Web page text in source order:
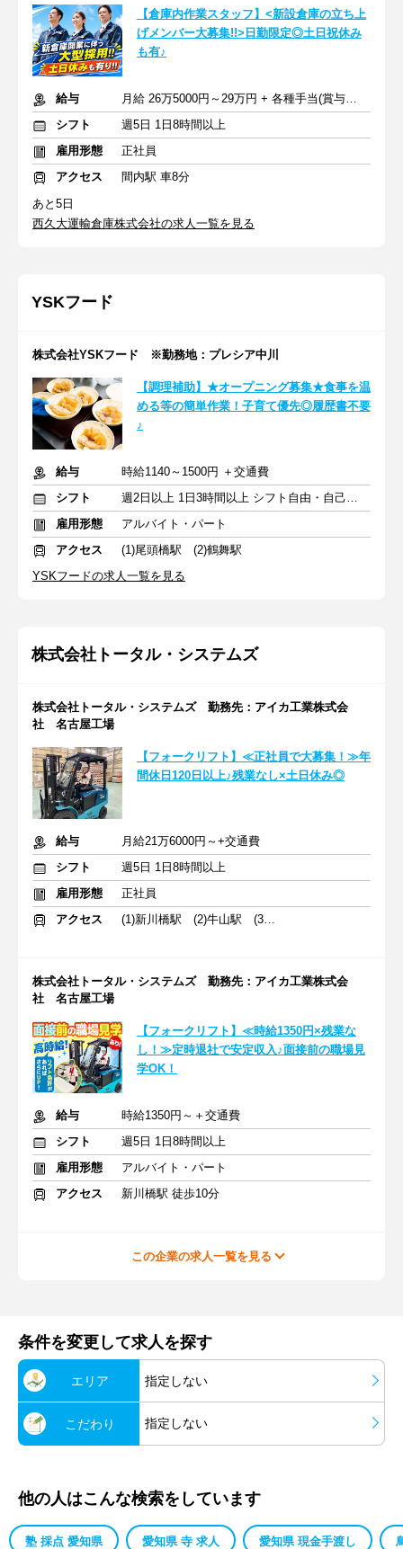
【倉庫内作業スタッフ】<新設倉庫の立ち上
げメンバー大募集!!>日勤限定◎土日祝休み
も有♪
給与
月給 26万5000円～29万円 + 各種手当(賞与年2回/交通費等)
シフト
週5日 1日8時間以上
雇用形態
正社員
アクセス
間内駅 車8分
あと5日
西久大運輸倉庫株式会社の求人一覧を見る
YSKフード
株式会社YSKフード ※勤務地：プレシア中川
【調理補助】★オープニング募集★食事を温
める等の簡単作業！子育て優先◎履歴書不要
♪
給与
時給1140～1500円 ＋交通費
シフト
週2日以上 1日3時間以上 シフト自由・自己申告
雇用形態
アルバイト・パート
アクセス
(1)尾頭橋駅 (2)鶴舞駅
YSKフードの求人一覧を見る
株式会社トータル・システムズ
株式会社トータル・システムズ 勤務先：アイカ工業株式会
社 名古屋工場
【フォークリフト】≪正社員で大募集！≫年
間休日120日以上♪残業なし×土日休み◎
給与
月給21万6000円～+交通費
シフト
週5日 1日8時間以上
雇用形態
正社員
アクセス
(1)新川橋駅 (2)牛山駅 (3)新清洲駅
株式会社トータル・システムズ 勤務先：アイカ工業株式会
社 名古屋工場
【フォークリフト】≪時給1350円×残業な
し！≫定時退社で安定収入♪面接前の職場見
学OK！
給与
時給1350円～＋交通費
シフト
週5日 1日8時間以上
雇用形態
アルバイト・パート
アクセス
新川橋駅 徒歩10分
この企業の求人一覧を見る
条件を変更して求人を探す
エリア 指定しない
こだわり 指定しない
他の人はこんな検索をしています
塾 採点 愛知県 愛知県 寺 求人 愛知県 現金手渡し